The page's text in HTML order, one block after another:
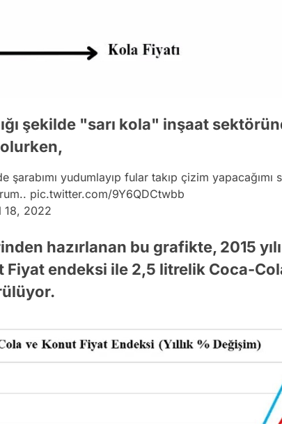
şekilde "sarı kola" inşaat
yudumlayıp fular takıp çizim yapacağımı
pic.twitter.com/9Y6QDCtwbb
18, 2022
hazırlanan bu grafikte, 2015
Fiyat endeksi ile 2,5 litrelik Coca-